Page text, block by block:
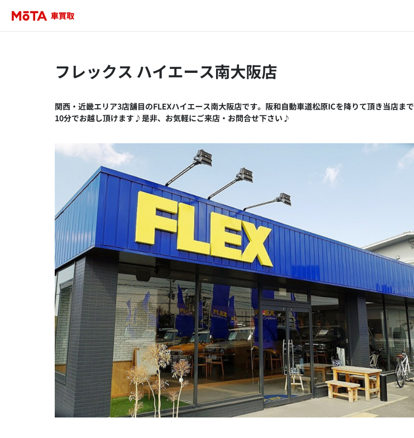
フレックス ハイエース南大阪店
関西・近畿エリア3店舗目のFLEXハイエース南大阪店です。阪和自動車道松原ICを降りて頂き当店まで
10分でお越し頂けます♪是非、お気軽にご来店・お問合せ下さい♪